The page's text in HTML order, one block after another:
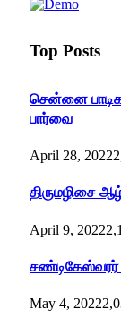
Top Posts
சென்னை
பார்வை
April 28, 2022
திருமழிசை
April 9, 2022
சண்டிகேஸ்வரர்
May 4, 2022